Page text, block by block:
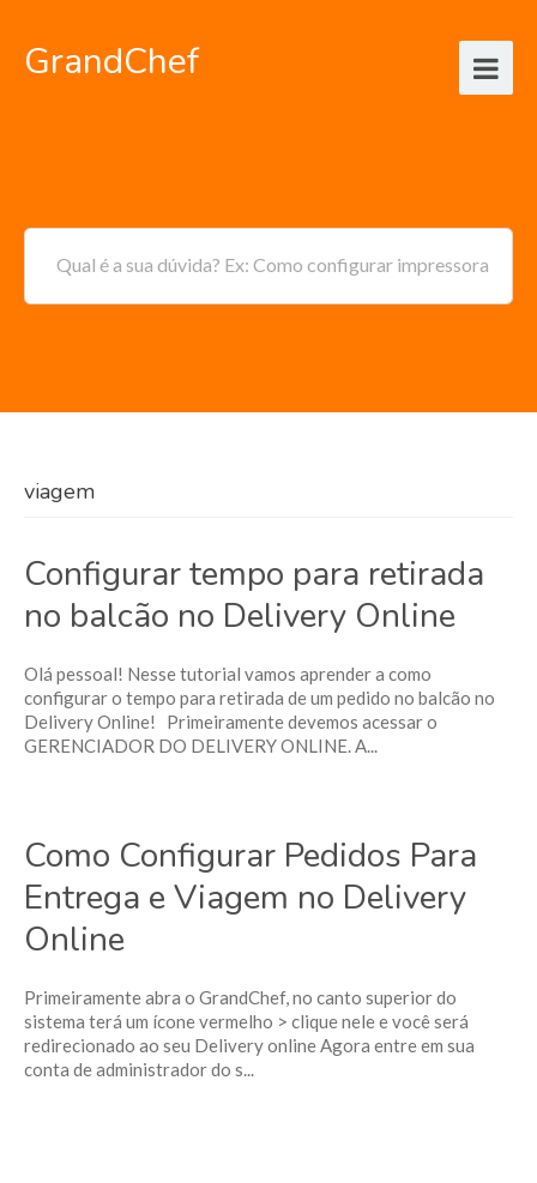
GrandChef
Qual é a sua dúvida? Ex: Como configurar impressora
viagem
Configurar tempo para retirada
no balcão no Delivery Online
Olá pessoal! Nesse tutorial vamos aprender a como
configurar o tempo para retirada de um pedido no balcão no
Delivery Online! Primeiramente devemos acessar o
GERENCIADOR DO DELIVERY ONLINE. A...
Como Configurar Pedidos Para
Entrega e Viagem no Delivery
Online
Primeiramente abra o GrandChef, no canto superior do
sistema terá um ícone vermelho > clique nele e você será
redirecionado ao seu Delivery online Agora entre em sua
conta de administrador do s...